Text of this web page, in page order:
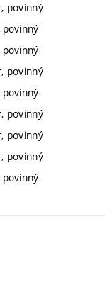
povinný
povinný
povinný
povinný
povinný